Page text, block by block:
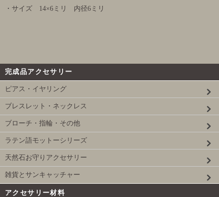
・サイズ 14×6ミリ 内径6ミリ
完成品アクセサリー
ピアス・イヤリング
ブレスレット・ネックレス
ブローチ・指輪・その他
ラテン語モットーシリーズ
天然石お守りアクセサリー
雑貨とサンキャッチャー
アクセサリー材料